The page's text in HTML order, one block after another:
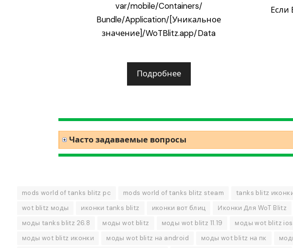
var/mobile/Containers/
Bundle/Application/[Уникальное
значение]/WoTBlitz.app/Data
Подробнее
Если
Часто задаваемые вопросы
mods world of tanks blitz pc mods world of tanks blitz steam tanks blitz
wot blitz моды
иконки tanks blitz иконки вот блиц Иконки Для WoT Blitz
моды tanks blitz 26.8
моды wot blitz моды wot blitz 11.19 моды wot blitz ios
моды wot blitz иконки
моды wot blitz на android моды wot blitz на пк